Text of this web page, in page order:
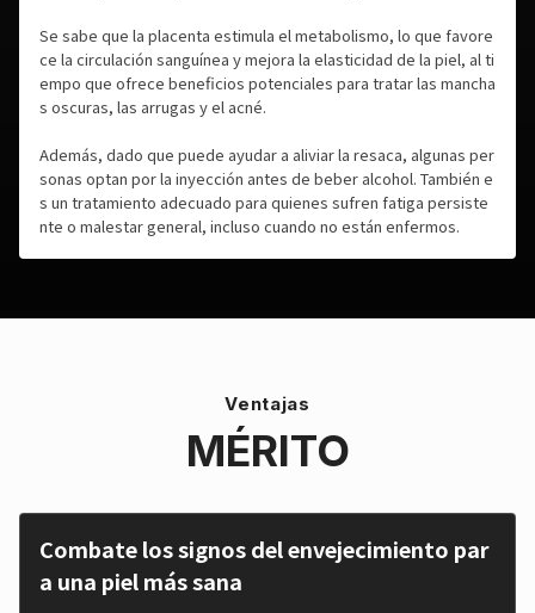
Se sabe que la placenta estimula el metabolismo, lo que favore
ce la circulación sanguínea y mejora la elasticidad de la piel, al ti
empo que ofrece beneficios potenciales para tratar las mancha
s oscuras, las arrugas y el acné.
Además, dado que puede ayudar a aliviar la resaca, algunas per
sonas optan por la inyección antes de beber alcohol. También e
s un tratamiento adecuado para quienes sufren fatiga persiste
nte o malestar general, incluso cuando no están enfermos.
Ventajas
MÉRITO
Combate los signos del envejecimiento par
a una piel más sana